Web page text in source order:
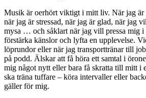
Musik är oerhört viktigt i mitt liv. När jag är
när jag är stressad, när jag är glad, när jag
mysa … och såklart när jag vill pressa mig
förstärka känslor och lyfta en upplevelse.
löprundor eller när jag transporttränar till
på podd. Älskar att få höra ett samtal i
mig något nytt eller bara få skratta till mitt i
ska träna tuffare – köra intervaller eller
gäller för mig.